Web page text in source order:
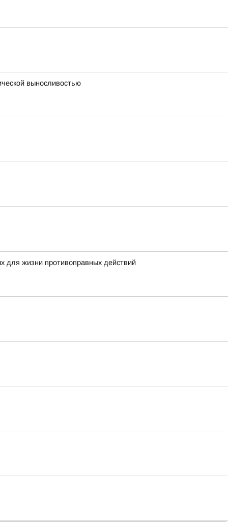
выносливостью
для жизни противоправных действий